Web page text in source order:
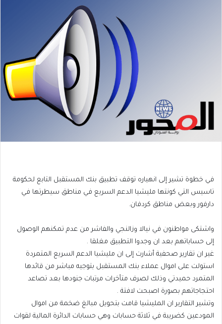
في خطوة تشير إلى انهياره توقف تطبيق بنك المستقبل التابع لحكومة
تاسيس التي كونتها مليشيا الدعم السريع في مناطق سيطرتها في
دارفور وبعض مناطق كردفان.
واشتكى مواطنون في نيالا وزالنجي والفاشر من عدم تمكنهم الوصول
إلى حساباتهم بعد ان وجدوا التطبيق مغلقا .
غير ان تقارير صحفية أشارت إلى ان مليشيا الدعم السريع المتمردة
استولت على اموال عملاء بنك المستقبل بتوجيه مباشر من قائدها
المتمرد حميدتي وذلك لصرف متأخرات مرتبات جنودها بعد تصاعد
احتجاجاتهم بصورة اصبحت لافتة .
وتشير التقارير ان المليشيا قامت بتحويل مبالغ ضخمة من اموال
المودعين كضريبة في ثلاثة حسابات وهي حسابات الدائرة المالية لقوات